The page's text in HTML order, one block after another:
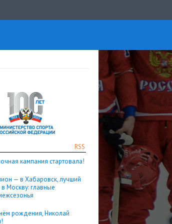
RSS
кампания стартовала!
— в Хабаровск, лучший
Москву: главные
рождения, Николай